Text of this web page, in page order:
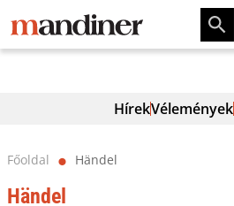
HírekVélemények
Főoldal ⬤ Händel
Händel